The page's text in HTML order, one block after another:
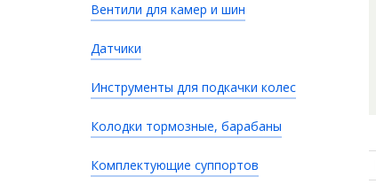
Вентили для камер и шин
Датчики
Инструменты для подкачки колес
Колодки тормозные, барабаны
Комплектующие суппортов